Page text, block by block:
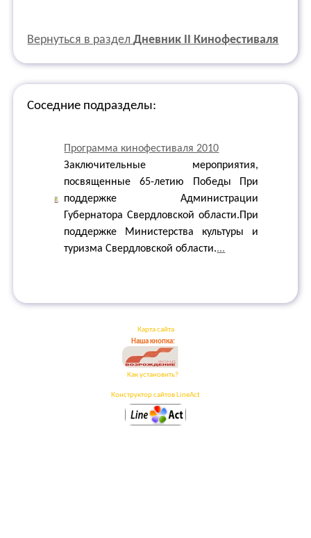
Вернуться в разделДневник II Кинофестиваля
Соседние подразделы:
Программа кинофестиваля 2010
Заключительные мероприятия,
посвященные 65-летию Победы При
поддержке Администрации
Губернатора Свердловской области.При
поддержке Министерства культуры и
туризма Свердловской области....
Карта сайта
Наша кнопка:
Как установить?
Конструктор сайтов LineAct